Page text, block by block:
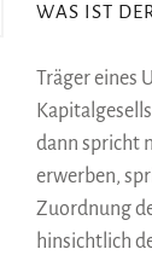
WAS IST
Träger
dann spricht
erwerben,
Zuordnung
hinsichtlich